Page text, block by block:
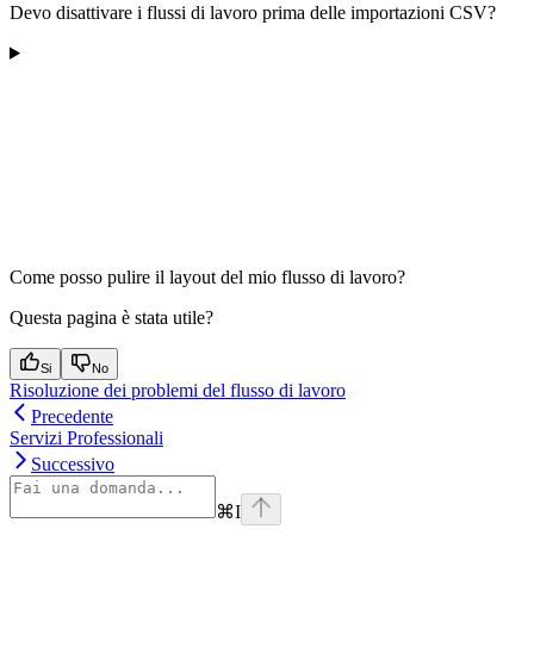
Devo disattivare i flussi di lavoro prima delle importazioni CSV?
Come posso pulire il layout del mio flusso di lavoro?
Questa pagina è stata utile?
Si No
Risoluzione dei problemi del flusso di lavoro
Precedente
Servizi Professionali
Successivo
⌘I